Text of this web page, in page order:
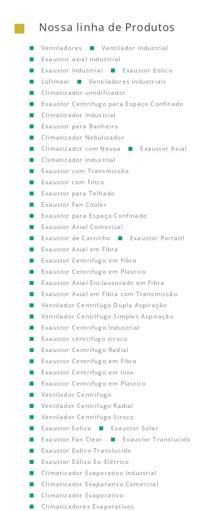
Nossa linha de Produtos
Ventiladores
Ventilador industrial
Exaustor axial industrial
Exaustor Industrial
Exaustor Eolico
Luftmaxi
Ventiladores industriais
Climatizador umidificador
Exaustor Centrifugo para Espaço Confinado
Climatizador Industrial
Exaustor para Banheiro
Climatizador Nebulizador
Climatizador com Nevoa
Exaustor Axial
Climatizador Industrial
Exaustor com Transmissão
Exaustor com Filtro
Exaustor para Telhado
Exaustor Fan Cooler
Exaustor para Espaço Confinado
Exaustor Axial Comercial
Exaustor de Carrinho
Exaustor Portatil
Exaustor Axial em Fibra
Exaustor Centrifugo em Fibra
Exaustor Centrifugo em Plastico
Exaustor Axial Enclausurado em Fibra
Exaustor Axial em Fibra com Transmissão
Ventilador Centrifugo Dupla Aspiração
Ventilador Centrifugo Simples Aspiração
Exaustor Centrifugo Industrial
Exaustor centrifugo siroco
Exaustor Centrifugo Radial
Exaustor Centrifugo em Fibra
Exaustor Centrifugo em Inox
Exaustor Centrifugo em Plastico
Ventilador Centrifugo
Ventilador Centrifugo Radial
Ventilador Centrifugo Siroco
Exaustor Eolico
Exaustor Solar
Exaustor Fan Clear
Exaustor Translucido
Exaustor Eolico Translucido
Exaustor Eólico Eo-Elétrico
Climatizador Evaporativo Industrial
Climatizador Evaporativo Comercial
Climatizador Evaporativo
Climatizadores Evaporativos